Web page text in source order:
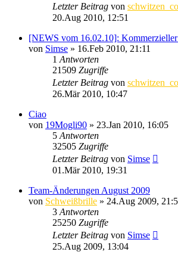
Letzter Beitrag von
20.Aug 2010, 12:51
[NEWS vom 16.02.10]:
von Simse » 16.Feb 2010, 21:11
1 Antworten
21509 Zugriffe
Letzter Beitrag von
26.Mär 2010, 10:47
Ciao
von 19Mogli90 » 23.Jan 2010, 16:05
5 Antworten
32505 Zugriffe
Letzter Beitrag von Simse
01.Mär 2010, 19:31
Team-Änderungen August 2009
von Schweißbrille » 24.Aug 2009,
3 Antworten
25250 Zugriffe
Letzter Beitrag von Simse
25.Aug 2009, 13:04